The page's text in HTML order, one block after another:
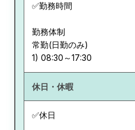
✅勤務時間
勤務体制
常勤(日勤のみ)
休日・休暇
✅休日